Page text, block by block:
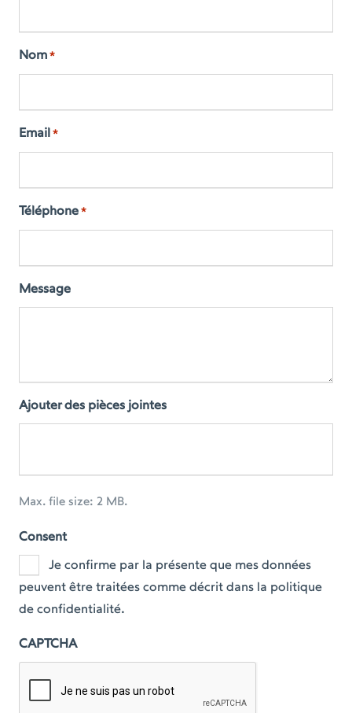
Nom *
Email *
Téléphone *
Message
Ajouter des pièces jointes
Max. file size: 2 MB.
Consent
Je confirme par la présente que mes données
peuvent être traitées comme décrit dans la politique
de confidentialité.
CAPTCHA